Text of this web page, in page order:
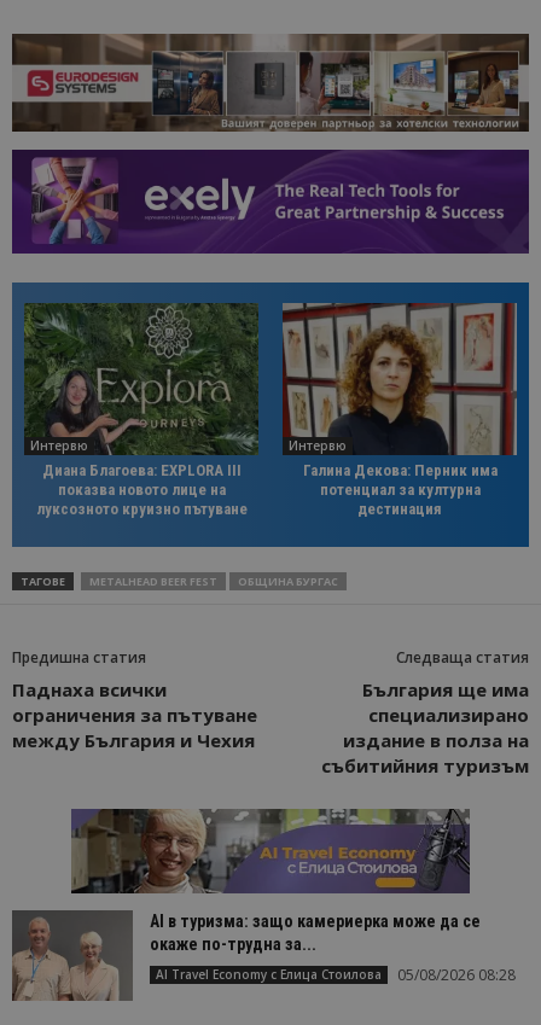
Интервю
Диана Благоева: EXPLORA III
показва новото лице на
луксозното круизно пътуване
Интервю
Галина Декова: Перник има
потенциал за културна
дестинация
ТАГОВЕ METALHEAD BEER FEST ОБЩИНА БУРГАС
Предишна статия
Паднаха всички
ограничения за пътуване
между България и Чехия
Следваща статия
България ще има
специализирано
издание в полза на
събитийния туризъм
AI в туризма: защо камериерка може да се
окаже по-трудна за...
AI Travel Economy с Елица Стоилова 05/08/2026 08:28